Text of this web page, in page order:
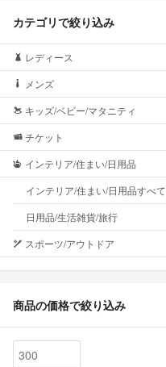
カテゴリで絞り込み
レディース
メンズ
キッズ/ベビー/マタニティ
チケット
インテリア/住まい/日用品
インテリア/住まい/日用品すべて
日用品/生活雑貨/旅行
スポーツ/アウトドア
商品の価格で絞り込み